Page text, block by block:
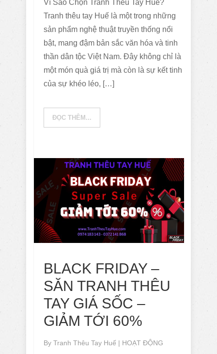
Vì Sao Chọn Tranh Thêu Tay Huế?
Tranh thêu tay Huế là một trong những
sản phẩm nghệ thuật truyền thống nổi
bật, mang đậm bản sắc văn hóa và tinh
thần dân tộc Việt Nam. Đây không chỉ là
một món quà giá trị mà còn là sự kết tinh
của sự khéo léo, […]
ĐỌC THÊM...
BLACK FRIDAY –
SĂN TRANH THÊU
TAY GIÁ SỐC –
GIẢM TỚI 60%
By Tranh Thêu Tay Huế | HOẠT ĐỘNG